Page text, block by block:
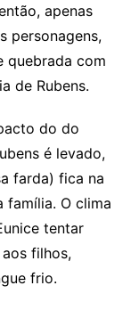
apenas
personagens,
quebrada com
de Rubens.
do do
é levado,
farda) fica na
família. O clima
tentar
filhos,
frio.